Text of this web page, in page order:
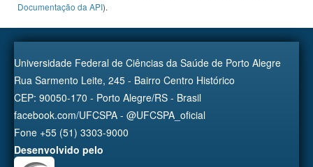
Documentação da API).
Universidade Federal de Ciências da Saúde de Porto Alegre
Rua Sarmento Leite, 245 - Bairro Centro Histórico
CEP: 90050-170 - Porto Alegre/RS - Brasil
facebook.com/UFCSPA - @UFCSPA_oficial
Fone +55 (51) 3303-9000
Desenvolvido pelo